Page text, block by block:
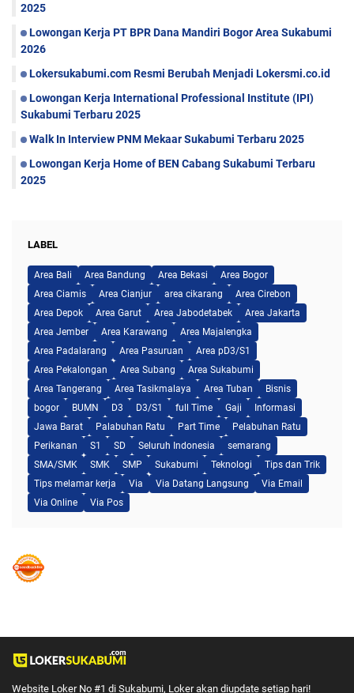
2025
Lowongan Kerja PT BPR Dana Mandiri Bogor Area Sukabumi
2026
Lokersukabumi.com Resmi Berubah Menjadi Lokersmi.co.id
Lowongan Kerja International Professional Institute (IPI)
Sukabumi Terbaru 2025
Walk In Interview PNM Mekaar Sukabumi Terbaru 2025
Lowongan Kerja Home of BEN Cabang Sukabumi Terbaru
2025
LABEL
Area Bali Area Bandung Area Bekasi
Area Bogor
Area Ciamis
Area Cianjur area cikarang
Area Cirebon
Area Depok
Area Garut Area Jabodetabek
Area Jakarta
Area Jember
Area Karawang
Area Majalengka
Area Padalarang
Area Pasuruan
Area pD3/S1
Area Pekalongan
Area Subang
Area Sukabumi
Area Tangerang
Area Tasikmalaya Area Tuban
Bisnis
bogor
BUMN D3 D3/S1 full Time Gaji
Informasi
Jawa Barat
Palabuhan Ratu Part Time
Pelabuhan Ratu
Perikanan
S1 SD Seluruh Indonesia
semarang
SMA/SMK
SMK SMP Sukabumi Teknologi
Tips dan Trik
Tips melamar kerja
Via Via Datang Langsung
Via Email
Via Online
Via Pos
Website Loker No #1 di Sukabumi, Loker akan diupdate setiap hari!